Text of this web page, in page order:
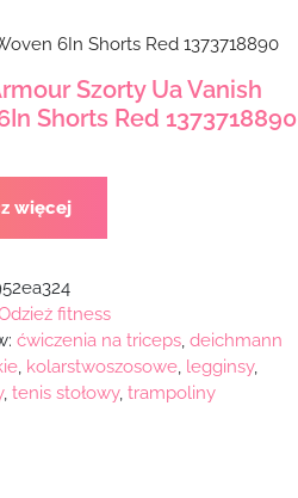
6In Shorts Red 1373718890
Szorty Ua Vanish
Shorts Red 1373718890
więcej
fitness
ćwiczenia na triceps, deichmann
, kolarstwoszosowe, legginsy,
, tenis stołowy, trampoliny